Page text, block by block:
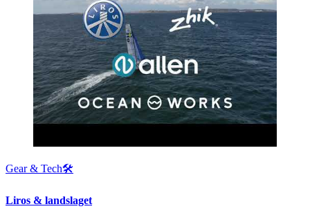
Gear & Tech🛠
Liros & landslaget